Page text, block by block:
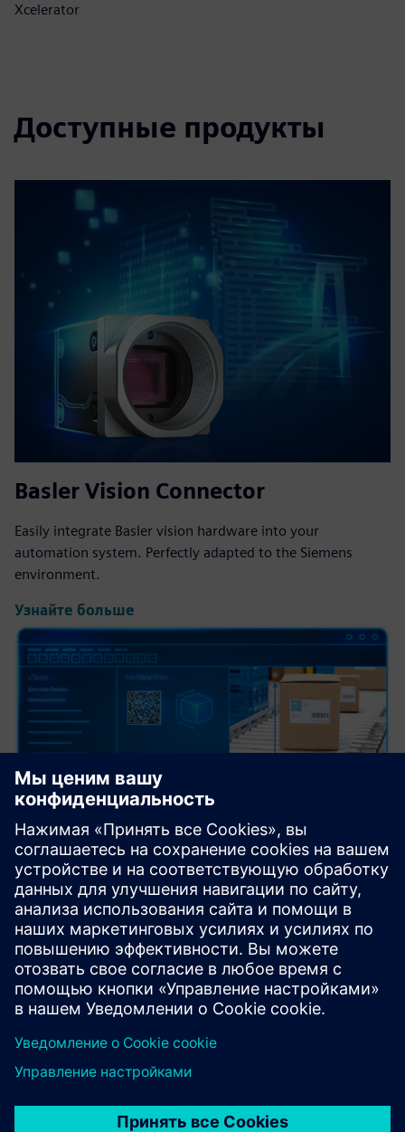
Xcelerator
Доступные продукты
Basler Vision Connector
Easily integrate Basler vision hardware into your
automation system. Perfectly adapted to the Siemens
environment.
Узнайте больше
Basler vTools for Image Processing
pylon vTools are powerful image processing and analysis
software add-ons. Simply drag-and-drop to create robust
image analysis pipelines for quality assurance and tracking.
The pylon vTools offer flexible integration, making them ...
Узнайте больше